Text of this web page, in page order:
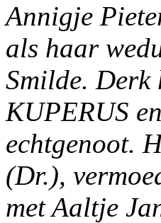
Annigje
als haar
Smilde. Derk
KUPERUS
echtgenoot.
(Dr.),
met Aaltje